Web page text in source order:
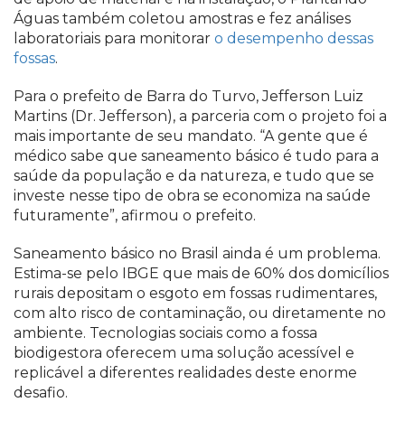
Águas também coletou amostras e fez análises
laboratoriais para monitorar o desempenho dessas
fossas.
Para o prefeito de Barra do Turvo, Jefferson Luiz
Martins (Dr. Jefferson), a parceria com o projeto foi a
mais importante de seu mandato. “A gente que é
médico sabe que saneamento básico é tudo para a
saúde da população e da natureza, e tudo que se
investe nesse tipo de obra se economiza na saúde
futuramente”, afirmou o prefeito.
Saneamento básico no Brasil ainda é um problema.
Estima-se pelo IBGE que mais de 60% dos domicílios
rurais depositam o esgoto em fossas rudimentares,
com alto risco de contaminação, ou diretamente no
ambiente. Tecnologias sociais como a fossa
biodigestora oferecem uma solução acessível e
replicável a diferentes realidades deste enorme
desafio.